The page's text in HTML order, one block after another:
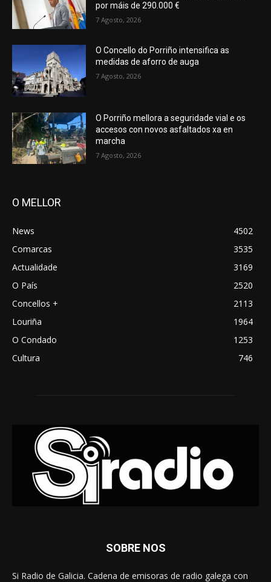
por máis de 290.000 €
7 Agosto, 2026
O Concello do Porriño intensifica as
medidas de aforro de auga
7 Agosto, 2026
O Porriño mellora a seguridade vial e os
accesos con novos asfaltados xa en
marcha
7 Agosto, 2026
O MELLOR
News
4502
Comarcas
3535
Actualidade
3169
O País
2520
Concellos +
2113
Louriña
1964
O Condado
1253
Cultura
746
SOBRE NOS
Si Radio de Galicia. Cadena de emisoras de radio galega con